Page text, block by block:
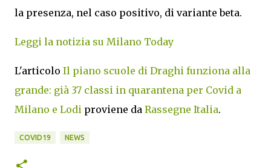
la presenza, nel caso positivo, di variante beta.
Leggi la notizia su Milano Today
L'articolo Il piano scuole di Draghi funziona alla
grande: già 37 classi in quarantena per Covid a
Milano e Lodi proviene da Rassegne Italia.
COVID19 NEWS